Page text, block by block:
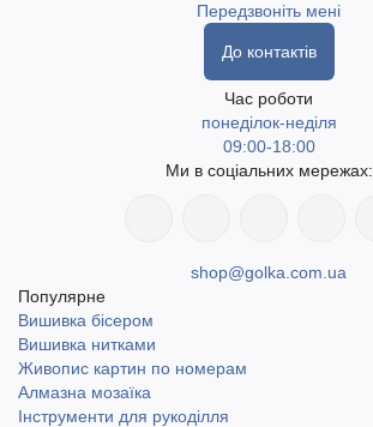
Передзвоніть мені
До контактів
Час роботи
понеділок-неділя
09:00-18:00
Ми в соціальних мережах:
shop@golka.com.ua
Популярне
Вишивка бісером
Вишивка нитками
Живопис картин по номерам
Алмазна мозаїка
Інструменти для рукоділля